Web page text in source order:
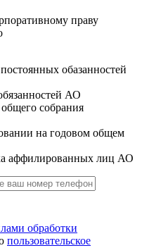
праву
обазанностей
АО
собрания
на годовом общем
аффилированных лиц АО
обработки
пользовательское